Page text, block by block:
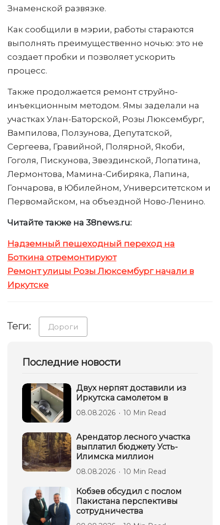
Знаменской развязке.
Как сообщили в мэрии, работы стараются
выполнять преимущественно ночью: это не
создает пробки и позволяет ускорить
процесс.
Также продолжается ремонт струйно-
инъекционным методом. Ямы заделали на
участках Улан-Баторской, Розы Люксембург,
Вампилова, Ползунова, Депутатской,
Сергеева, Гравийной, Полярной, Якоби,
Гоголя, Пискунова, Звездинской, Лопатина,
Лермонтова, Мамина-Сибиряка, Лапина,
Гончарова, в Юбилейном, Университетском и
Первомайском, на объездной Ново-Ленино.
Читайте также на 38news.ru:
Надземный пешеходный переход на
Боткина отремонтируют
Ремонт улицы Розы Люксембург начали в
Иркутске
Теги: Дороги
Последние новости
Двух нерпят доставили из
Иркутска самолетом в
08.08.2026 10 Min Read
Арендатор лесного участка
выплатил бюджету Усть-
Илимска миллион
08.08.2026 10 Min Read
Кобзев обсудил с послом
Пакистана перспективы
сотрудничества